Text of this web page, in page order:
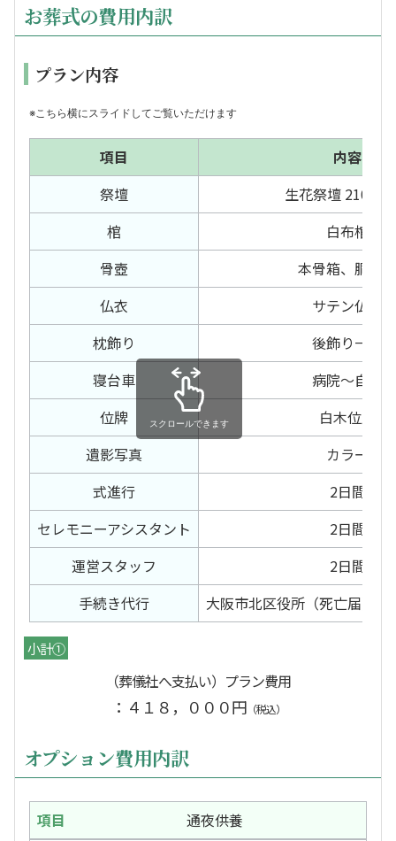
お葬式の費用内訳
プラン内容
※こちら横にスライドしてご覧いただけます
項目
内容
祭壇
生花祭壇 210セ
棺
白布棺
骨壺
本骨箱、胴骨箱
仏衣
サテン仏衣
枕飾り
後飾り一段
寝台車
病院〜自宅
位牌
白木位牌
遺影写真
カラー
式進行
2日間
セレモニーアシスタント
2日間
運営スタッフ
2日間
手続き代行
大阪市北区役所（死亡届）北
スクロールできます
小計①
（葬儀社へ支払い）プラン費用
：４１８，０００円 （税込）
オプション費用内訳
通夜供養